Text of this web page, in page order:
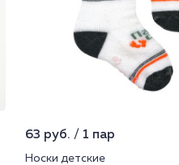
63 руб. / 1 пар
Носки детские